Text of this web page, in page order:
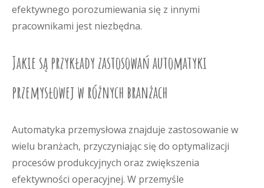
efektywnego porozumiewania się z innymi
pracownikami jest niezbędna.
Jakie są przykłady zastosowań automatyki
przemysłowej w różnych branżach
Automatyka przemysłowa znajduje zastosowanie w
wielu branżach, przyczyniając się do optymalizacji
procesów produkcyjnych oraz zwiększenia
efektywności operacyjnej. W przemyśle